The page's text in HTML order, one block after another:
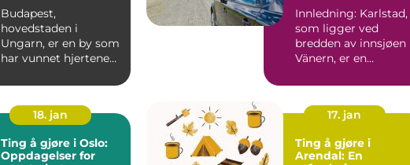
Budapest,
hovedstaden i
Ungarn, er en by som
har vunnet hjertene
verden. Med ...
Innledning: Karlstad,
som ligger ved
bredden av innsjøen
Vänern, er en
by som har...
18. jan
Ting å gjøre i Oslo:
Oppdagelser for
17. jan
Ting å gjøre i
Arendal: En